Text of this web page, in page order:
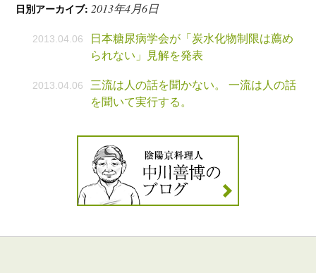
日別アーカイブ:2013年4月6日
2013.04.06
日本糖尿病学会が「炭水化物制限は薦め
られない」見解を発表
2013.04.06
三流は人の話を聞かない。 一流は人の話
を聞いて実行する。